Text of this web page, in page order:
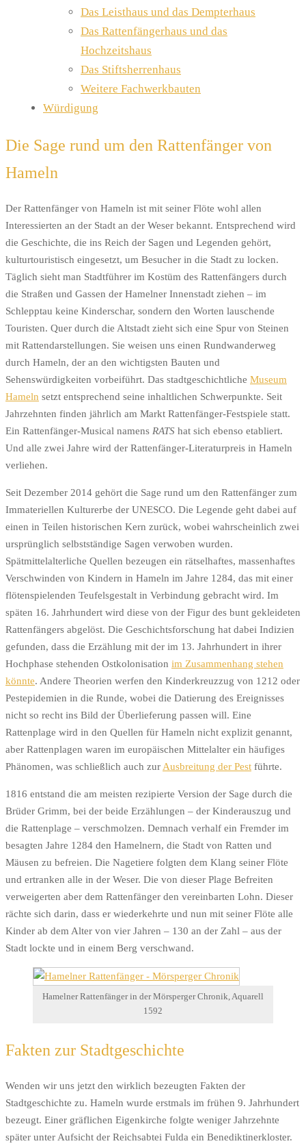
Das Leisthaus und das Dempterhaus
Das Rattenfängerhaus und das
Hochzeitshaus
Das Stiftsherrenhaus
Weitere Fachwerkbauten
Würdigung
Die Sage rund um den Rattenfänger von
Hameln
Der Rattenfänger von Hameln ist mit seiner Flöte wohl allen
Interessierten an der Stadt an der Weser bekannt. Entsprechend wird
die Geschichte, die ins Reich der Sagen und Legenden gehört,
kulturtouristisch eingesetzt, um Besucher in die Stadt zu locken.
Täglich sieht man Stadtführer im Kostüm des Rattenfängers durch
die Straßen und Gassen der Hamelner Innenstadt ziehen – im
Schlepptau keine Kinderschar, sondern den Worten lauschende
Touristen. Quer durch die Altstadt zieht sich eine Spur von Steinen
mit Rattendarstellungen. Sie weisen uns einen Rundwanderweg
durch Hameln, der an den wichtigsten Bauten und
Sehenswürdigkeiten vorbeiführt. Das stadtgeschichtliche Museum
Hameln setzt entsprechend seine inhaltlichen Schwerpunkte. Seit
Jahrzehnten finden jährlich am Markt Rattenfänger-Festspiele statt.
Ein Rattenfänger-Musical namens RATS hat sich ebenso etabliert.
Und alle zwei Jahre wird der Rattenfänger-Literaturpreis in Hameln
verliehen.
Seit Dezember 2014 gehört die Sage rund um den Rattenfänger zum
Immateriellen Kulturerbe der UNESCO. Die Legende geht dabei auf
einen in Teilen historischen Kern zurück, wobei wahrscheinlich zwei
ursprünglich selbstständige Sagen verwoben wurden.
Spätmittelalterliche Quellen bezeugen ein rätselhaftes, massenhaftes
Verschwinden von Kindern in Hameln im Jahre 1284, das mit einer
flötenspielenden Teufelsgestalt in Verbindung gebracht wird. Im
späten 16. Jahrhundert wird diese von der Figur des bunt gekleideten
Rattenfängers abgelöst. Die Geschichtsforschung hat dabei Indizien
gefunden, dass die Erzählung mit der im 13. Jahrhundert in ihrer
Hochphase stehenden Ostkolonisation im Zusammenhang stehen
könnte. Andere Theorien werfen den Kinderkreuzzug von 1212 oder
Pestepidemien in die Runde, wobei die Datierung des Ereignisses
nicht so recht ins Bild der Überlieferung passen will. Eine
Rattenplage wird in den Quellen für Hameln nicht explizit genannt,
aber Rattenplagen waren im europäischen Mittelalter ein häufiges
Phänomen, was schließlich auch zur Ausbreitung der Pest führte.
1816 entstand die am meisten rezipierte Version der Sage durch die
Brüder Grimm, bei der beide Erzählungen – der Kinderauszug und
die Rattenplage – verschmolzen. Demnach verhalf ein Fremder im
besagten Jahre 1284 den Hamelnern, die Stadt von Ratten und
Mäusen zu befreien. Die Nagetiere folgten dem Klang seiner Flöte
und ertranken alle in der Weser. Die von dieser Plage Befreiten
verweigerten aber dem Rattenfänger den vereinbarten Lohn. Dieser
rächte sich darin, dass er wiederkehrte und nun mit seiner Flöte alle
Kinder ab dem Alter von vier Jahren – 130 an der Zahl – aus der
Stadt lockte und in einem Berg verschwand.
Hamelner Rattenfänger in der Mörsperger Chronik, Aquarell
1592
Fakten zur Stadtgeschichte
Wenden wir uns jetzt den wirklich bezeugten Fakten der
Stadtgeschichte zu. Hameln wurde erstmals im frühen 9. Jahrhundert
bezeugt. Einer gräflichen Eigenkirche folgte weniger Jahrzehnte
später unter Aufsicht der Reichsabtei Fulda ein Benediktinerkloster.